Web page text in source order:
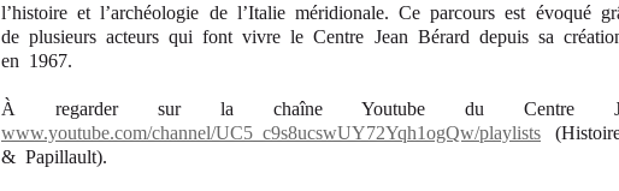
l’histoire et l’archéologie de l’Italie méridionale. Ce parcours est évoqué
de plusieurs acteurs qui font vivre le Centre Jean Bérard depuis sa
en 1967.
À regarder sur la chaîne Youtube du Centre
www.youtube.com/channel/UC5_c9s8ucswUY72Yqh1ogQw/playlists
(
& Papillault).